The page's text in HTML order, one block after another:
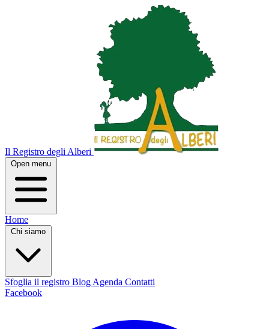
Il Registro degli Alberi
Open menu
Home
Chi siamo
Sfoglia il registro Blog Agenda Contatti
Facebook